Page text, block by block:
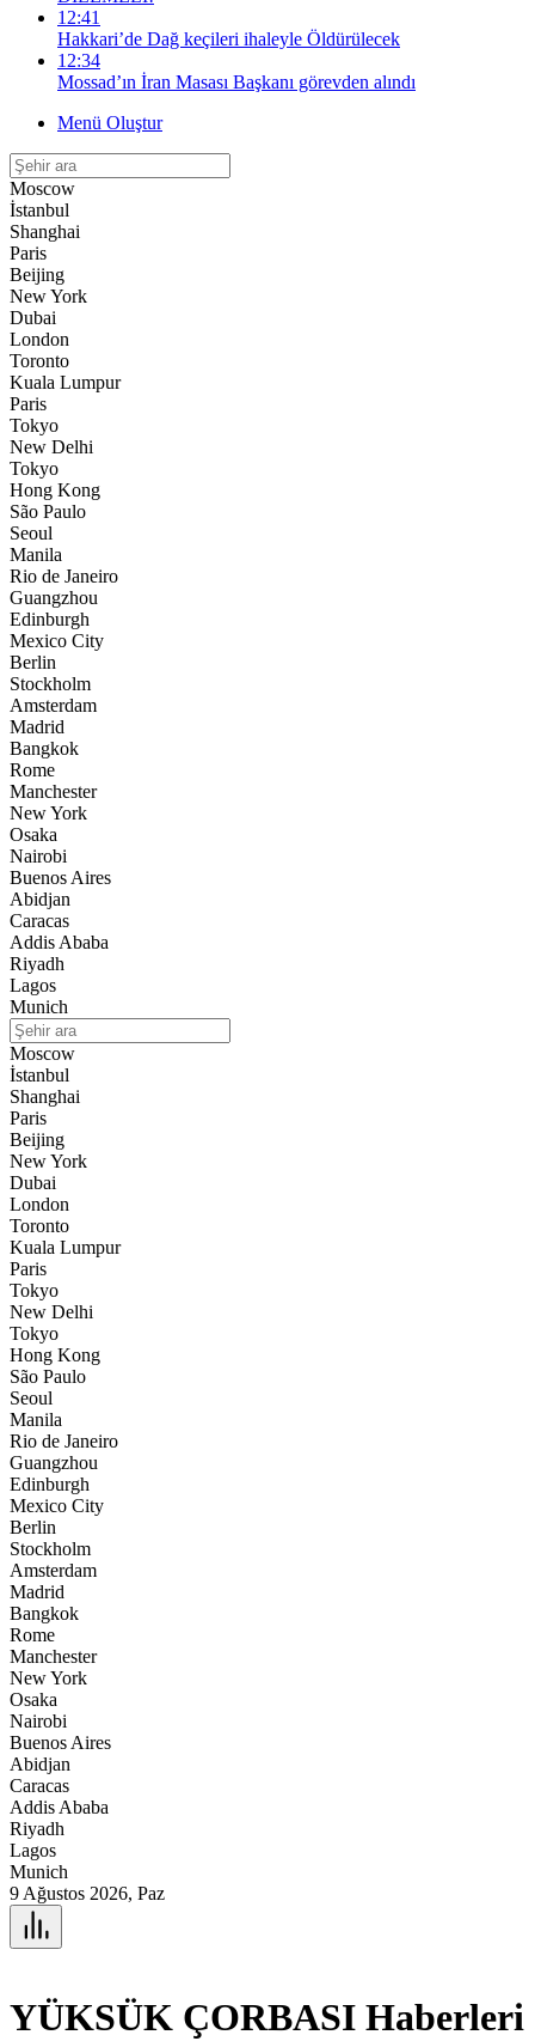
12:41
Hakkari’de Dağ keçileri ihaleyle Öldürülecek
12:34
Mossad’ın İran Masası Başkanı görevden alındı
Menü Oluştur
Moscow
İstanbul
Shanghai
Paris
Beijing
New York
Dubai
London
Toronto
Kuala Lumpur
Paris
Tokyo
New Delhi
Tokyo
Hong Kong
São Paulo
Seoul
Manila
Rio de Janeiro
Guangzhou
Edinburgh
Mexico City
Berlin
Stockholm
Amsterdam
Madrid
Bangkok
Rome
Manchester
New York
Osaka
Nairobi
Buenos Aires
Abidjan
Caracas
Addis Ababa
Riyadh
Lagos
Munich
Moscow
İstanbul
Shanghai
Paris
Beijing
New York
Dubai
London
Toronto
Kuala Lumpur
Paris
Tokyo
New Delhi
Tokyo
Hong Kong
São Paulo
Seoul
Manila
Rio de Janeiro
Guangzhou
Edinburgh
Mexico City
Berlin
Stockholm
Amsterdam
Madrid
Bangkok
Rome
Manchester
New York
Osaka
Nairobi
Buenos Aires
Abidjan
Caracas
Addis Ababa
Riyadh
Lagos
Munich
9 Ağustos 2026, Paz
YÜKSÜK ÇORBASI Haberleri